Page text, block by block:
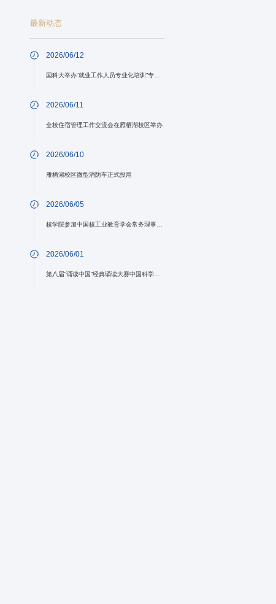
最新动态
2026/06/12
国科大举办“就业工作人员专业化培训”专题讲座第四期
2026/06/11
全校住宿管理工作交流会在雁栖湖校区举办
2026/06/10
雁栖湖校区微型消防车正式投用
2026/06/05
核学院参加中国核工业教育学会常务理事会并在学会第三届学术年会论文评选中获得佳绩
2026/06/01
第八届“诵读中国”经典诵读大赛中国科学院大学校内预赛举办